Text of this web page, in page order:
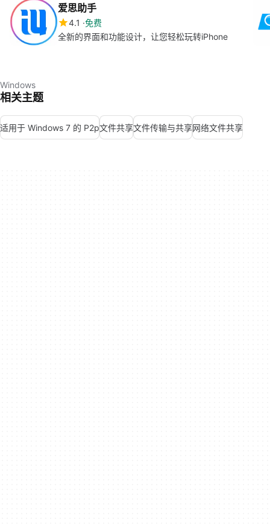
爱思助手
4.1 免费
全新的界面和功能设计，让您轻松玩转iPhone
Windows
相关主题
适用于 Windows 7 的 P2p文件共享文件传输与共享网络文件共享